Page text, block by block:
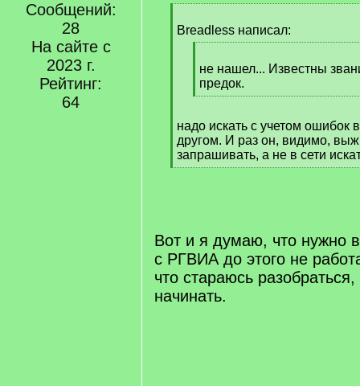
Сообщений:
28
На сайте с
2023 г.
Рейтинг:
64
q
Breadless написал:
q
]
не нашел... Известны
предок.
[
q
]
надо искать с учетом
другом. И раз он, видимо,
запрашивать, а не в сети
[
Вот и я думаю, что нужно
с РГВИА до этого не
что стараюсь
начинать.